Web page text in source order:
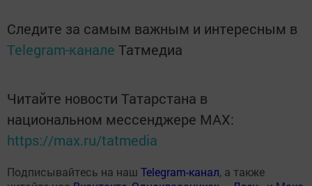
Следите за самым важным и интересным в
Telegram-канале Татмедиа
Читайте новости Татарстана в
национальном мессенджере MАХ:
https://max.ru/tatmedia
Подписывайтесь на наш Telegram-канал, а также